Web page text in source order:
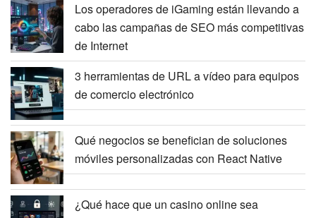
Los operadores de iGaming están llevando a
cabo las campañas de SEO más competitivas
de Internet
3 herramientas de URL a vídeo para equipos
de comercio electrónico
Qué negocios se benefician de soluciones
móviles personalizadas con React Native
¿Qué hace que un casino online sea